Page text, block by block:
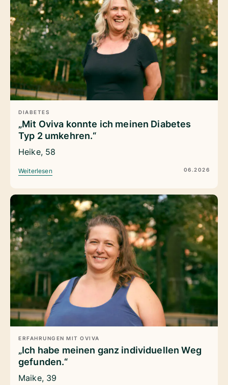
DIABETES
„Mit Oviva konnte ich meinen Diabetes
Typ 2 umkehren.“
Heike, 58
Weiterlesen 06.2026
ERFAHRUNGEN MIT OVIVA
„Ich habe meinen ganz individuellen Weg
gefunden.“
Maike, 39